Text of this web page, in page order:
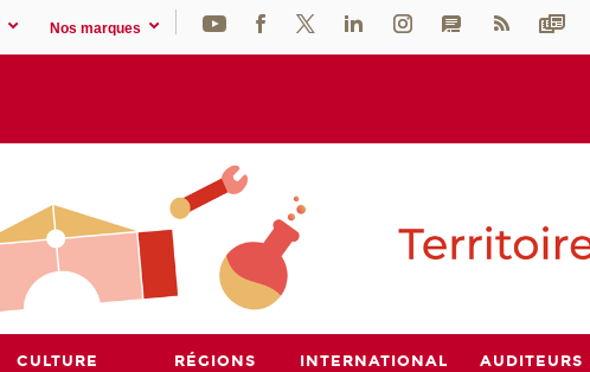
Nos marques
CULTURE RÉGIONS INTERNATIONAL AUDITEURS